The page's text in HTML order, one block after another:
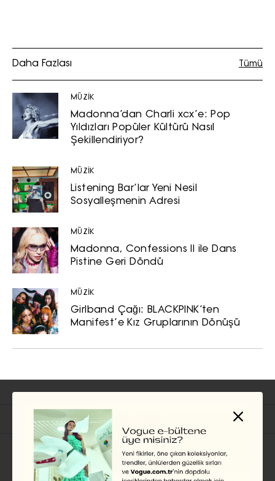
Daha Fazlası Tümü
MÜZİK
Madonna’dan Charli xcx’e: Pop
Yıldızları Popüler Kültürü Nasıl
Şekillendiriyor?
MÜZİK
Listening Bar’lar Yeni Nesil
Sosyalleşmenin Adresi
MÜZİK
Madonna, Confessions II ile Dans
Pistine Geri Döndü
MÜZİK
Girlband Çağı: BLACKPINK’ten
Manifest’e Kız Gruplarının Dönüşü
İlgili Başlıklar